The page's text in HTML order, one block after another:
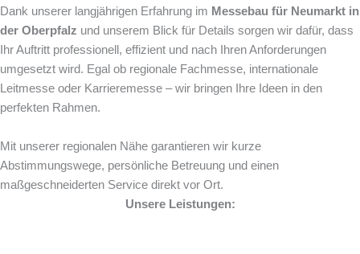
Dank unserer langjährigen Erfahrung im Messebau für Neumarkt in
der Oberpfalz und unserem Blick für Details sorgen wir dafür, dass
Ihr Auftritt professionell, effizient und nach Ihren Anforderungen
umgesetzt wird. Egal ob regionale Fachmesse, internationale
Leitmesse oder Karrieremesse – wir bringen Ihre Ideen in den
perfekten Rahmen.
Mit unserer regionalen Nähe garantieren wir kurze
Abstimmungswege, persönliche Betreuung und einen
maßgeschneiderten Service direkt vor Ort.
Unsere Leistungen: